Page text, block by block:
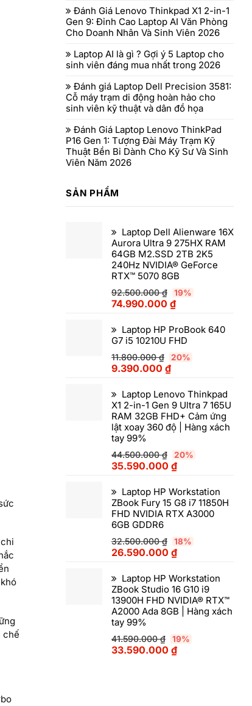
chế
Đánh Giá Lenovo Thinkpad X1 2-in-1
Gen 9: Đỉnh Cao Laptop AI Văn Phòng
Cho Doanh Nhân Và Sinh Viên 2026
Laptop AI là gì ? Gợi ý 5 Laptop cho
sinh viên đáng mua nhất trong 2026
Đánh giá Laptop Dell Precision 3581:
Cỗ máy trạm di động hoàn hảo cho
sinh viên kỹ thuật và dân đồ họa
Đánh Giá Laptop Lenovo ThinkPad
P16 Gen 1: Tượng Đài Máy Trạm Kỹ
Thuật Bền Bỉ Dành Cho Kỹ Sư Và Sinh
Viên Năm 2026
SẢN PHẨM
Laptop Dell Alienware 16X
Aurora Ultra 9 275HX RAM
64GB M2.SSD 2TB 2K5
240Hz NVIDIA® GeForce
RTX™ 5070 8GB
92.500.000₫ 19%
74.990.000 ₫
Laptop HP ProBook 640
G7 i5 10210U FHD
11.800.000₫ 20%
9.390.000 ₫
Laptop Lenovo Thinkpad
X1 2-in-1 Gen 9 Ultra 7 165U
RAM 32GB FHD+ Cảm ứng
lật xoay 360 độ | Hàng xách
tay 99%
44.500.000₫ 20%
35.590.000 ₫
Laptop HP Workstation
ZBook Fury 15 G8 i7 11850H
FHD NVIDIA RTX A3000
6GB GDDR6
32.500.000₫ 18%
26.590.000 ₫
Laptop HP Workstation
ZBook Studio 16 G10 i9
13900H FHD NVIDIA® RTX™
A2000 Ada 8GB | Hàng xách
tay 99%
41.590.000₫ 19%
33.590.000 ₫